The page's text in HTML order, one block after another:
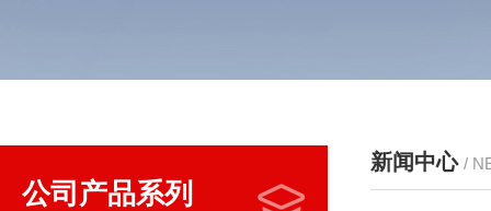
公司产品系列
新闻中心 /